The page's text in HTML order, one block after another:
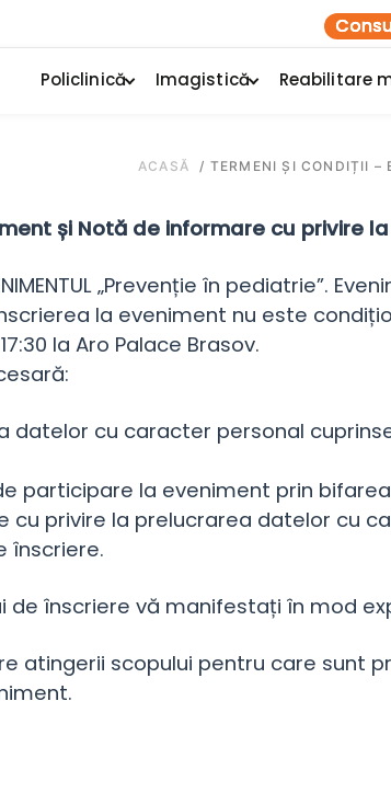
Policlinică Imagistică Reabilitare
ACASĂ / TERMENI ȘI CONDIȚII –
și Notă de informare cu privire
EVENIMENTUL „Prevenție în
la eveniment nu este
la Aro Palace Brasov.
cu caracter personal
participare la eveniment prin
cu privire la prelucrarea datelor cu
înscriere.
înscriere vă manifestați în mod
atingerii scopului pentru care sunt